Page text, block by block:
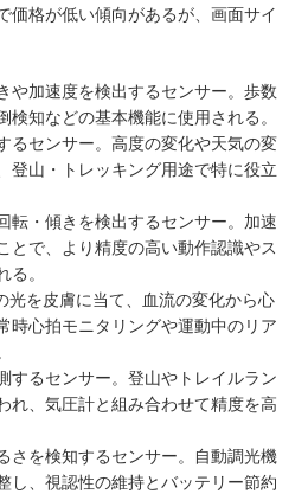
価格が低い傾向があるが、画面サイ
や加速度を検出するセンサー。歩数
知などの基本機能に使用される。
るセンサー。高度の変化や天気の変
登山・トレッキング用途で特に役立
転・傾きを検出するセンサー。加速
とで、より精度の高い動作認識やス
。
光を皮膚に当て、血流の変化から心
時心拍モニタリングや運動中のリア
するセンサー。登山やトレイルラン
れ、気圧計と組み合わせて精度を高
さを検知するセンサー。自動調光機
し、視認性の維持とバッテリー節約